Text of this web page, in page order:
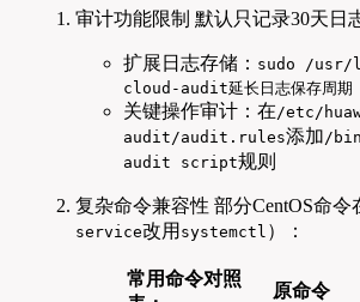
审计功能限制 默认只记录30天日
扩展日志存储： sudo /usr/
cloud-audit延长日志保存周期
关键操作审计：在/etc/
audit/audit.rules添加/
audit script规则
复杂命令兼容性 部分CentOS命
service改用 systemctl ）：
常用命令对照
原命令